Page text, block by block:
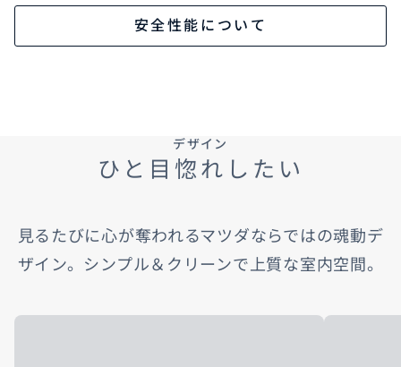
安全性能について
デザイン
ひと目惚れしたい
見るたびに心が奪われるマツダならではの魂動デ
ザイン。シンプル＆クリーンで上質な室内空間。